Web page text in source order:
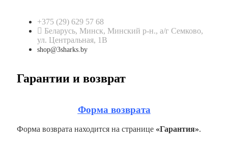
+375 (29) 629 57 68
Беларусь, Минск, Минский р-н., а/г Семково,
ул. Центральная, 1В
shop@3sharks.by
Гарантии и возврат
Форма возврата
Форма возврата находится на странице «Гарантия».